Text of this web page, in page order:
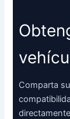
Comparta